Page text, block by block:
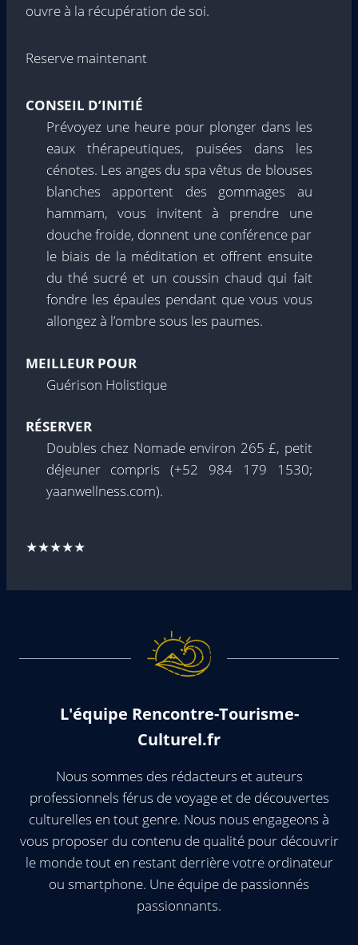
ouvre à la récupération de soi.
Reserve maintenant
CONSEIL D’INITIÉ
Prévoyez une heure pour plonger dans les
eaux thérapeutiques, puisées dans les
cénotes. Les anges du spa vêtus de blouses
blanches apportent des gommages au
hammam, vous invitent à prendre une
douche froide, donnent une conférence par
le biais de la méditation et offrent ensuite
du thé sucré et un coussin chaud qui fait
fondre les épaules pendant que vous vous
allongez à l’ombre sous les paumes.
MEILLEUR POUR
Guérison Holistique
RÉSERVER
Doubles chez Nomade environ 265 £, petit
déjeuner compris (+52 984 179 1530;
yaanwellness.com).
★★★★★
L'équipe Rencontre-Tourisme-
Culturel.fr
Nous sommes des rédacteurs et auteurs
professionnels férus de voyage et de découvertes
culturelles en tout genre. Nous nous engageons à
vous proposer du contenu de qualité pour découvrir
le monde tout en restant derrière votre ordinateur
ou smartphone. Une équipe de passionnés
passionnants.